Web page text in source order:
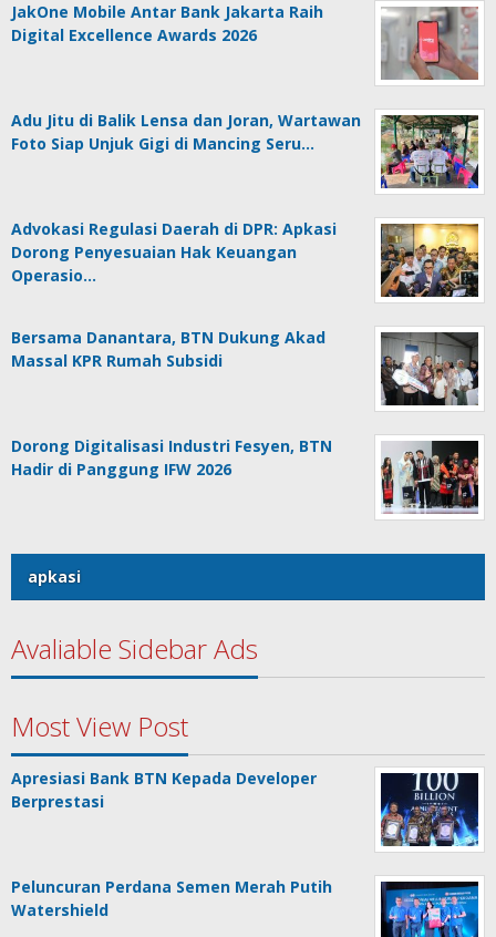
JakOne Mobile Antar Bank Jakarta Raih
Digital Excellence Awards 2026
Adu Jitu di Balik Lensa dan Joran, Wartawan
Foto Siap Unjuk Gigi di Mancing Seru…
Advokasi Regulasi Daerah di DPR: Apkasi
Dorong Penyesuaian Hak Keuangan
Operasio…
Bersama Danantara, BTN Dukung Akad
Massal KPR Rumah Subsidi
Dorong Digitalisasi Industri Fesyen, BTN
Hadir di Panggung IFW 2026
apkasi
Avaliable Sidebar Ads
Most View Post
Apresiasi Bank BTN Kepada Developer
Berprestasi
Peluncuran Perdana Semen Merah Putih
Watershield